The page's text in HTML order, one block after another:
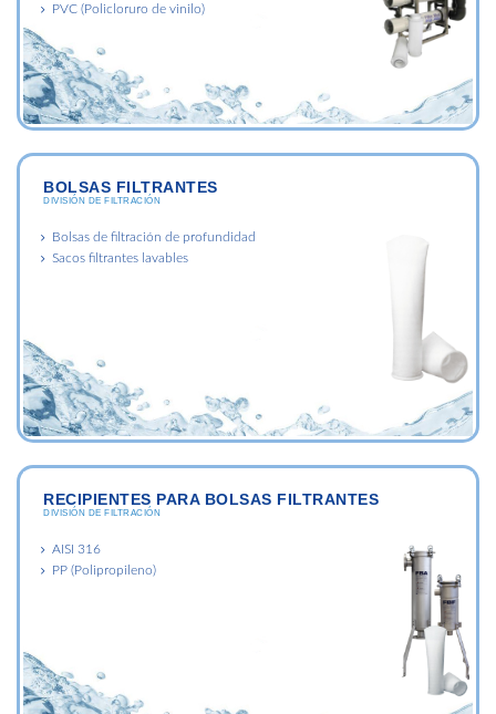
PVC (Policloruro de vinilo)
BOLSAS FILTRANTES
DIVISIÓN DE FILTRACIÓN
Bolsas de filtración de profundidad
Sacos filtrantes lavables
RECIPIENTES PARA BOLSAS FILTRANTES
DIVISIÓN DE FILTRACIÓN
AISI 316
PP (Polipropileno)